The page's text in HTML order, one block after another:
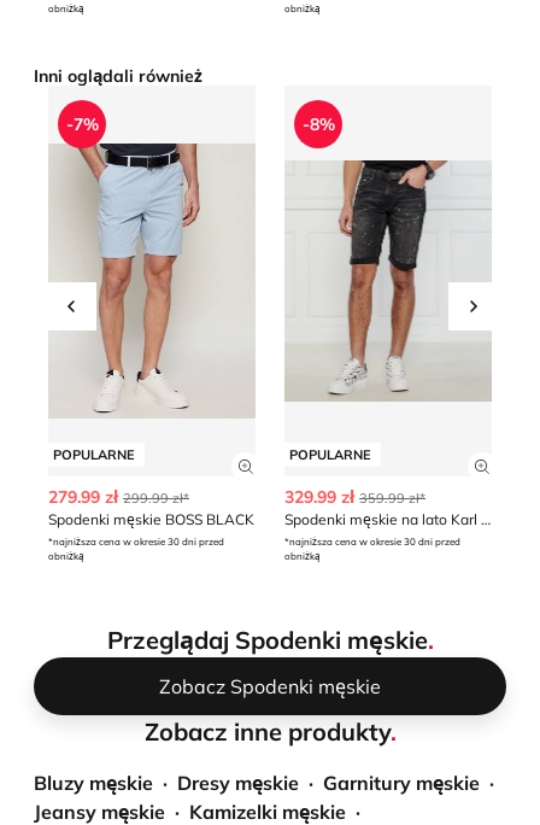
obniżką
obniżką
Inni oglądali również
Przesuń w lewo
Spodenki męskie BOSS BLACK
POPULARNE
-7%
Zobacz szczegóły produktu
279.99 zł 299.99 zł*
Spodenki męskie BOSS BLACK
*najniższa cena w okresie 30 dni przed
obniżką
Spodenki męskie na lato
POPULARNE
-8%
329.99 zł 359.99 zł*
Spodenki męskie na lato Karl Lagerfeld
*najniższa cena w okresie 30 dni przed
obniżką
Przeglądaj Spodenki męskie.
Zobacz Spodenki męskie
Zobacz inne produkty.
Bluzy męskie Dresy męskie
Garnitury męskie
Jeansy męskie
Kamizelki męskie